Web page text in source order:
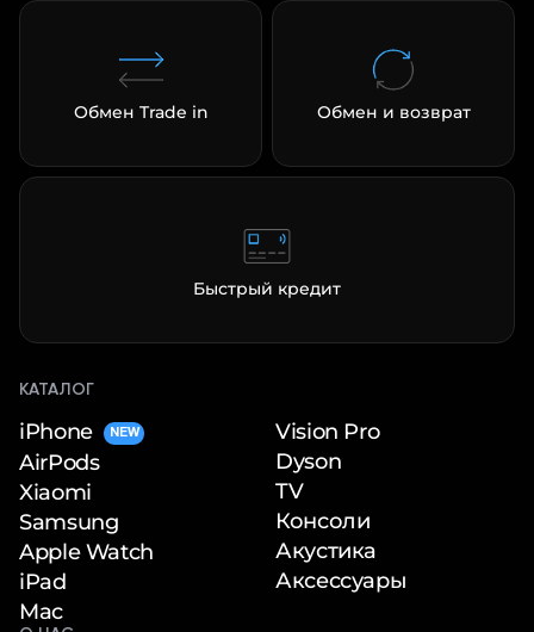
Обмен Trade in Обмен и возврат
Быстрый кредит
КАТАЛОГ
iPhone NEW
AirPods
Xiaomi
Samsung
Apple Watch
iPad
Mac
Vision Pro
Dyson
TV
Консоли
Акустика
Аксессуары